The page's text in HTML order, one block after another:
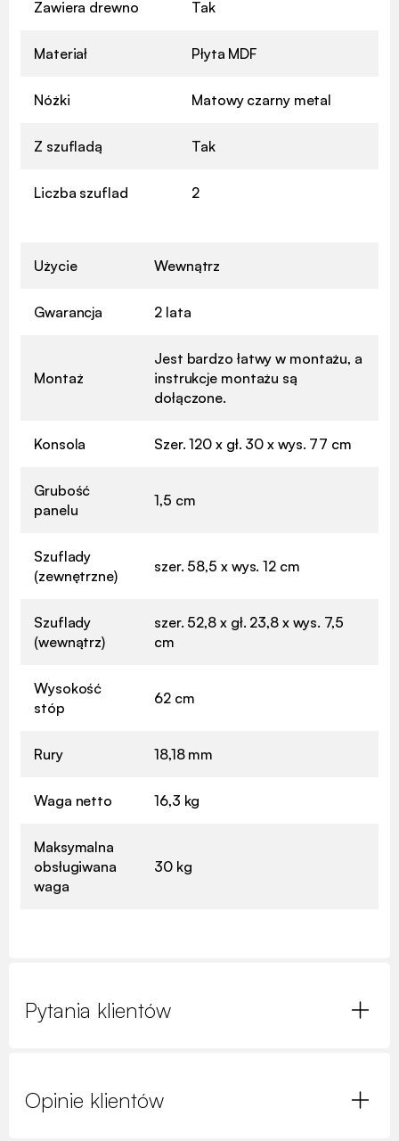
Zawiera drewno Tak
Materiał Płyta MDF
Nóżki Matowy czarny metal
Z szufladą Tak
Liczba szuflad 2
Użycie Wewnątrz
Gwarancja 2 lata
Montaż
Jest bardzo łatwy w montażu, a
instrukcje montażu są
dołączone.
Konsola Szer. 120 x gł. 30 x wys. 77 cm
Grubość
panelu
1,5 cm
Szuflady
(zewnętrzne)
szer. 58,5 x wys. 12 cm
Szuflady
(wewnątrz)
szer. 52,8 x gł. 23,8 x wys. 7,5
cm
Wysokość
stóp
62 cm
Rury 18,18 mm
Waga netto 16,3 kg
Maksymalna
obsługiwana
waga
30 kg
Pytania klientów
Opinie klientów